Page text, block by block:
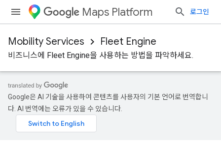
Maps Platform 로그인
Mobility Services Fleet Engine
비즈니스에 Fleet Engine을 사용하는 방법을 파악하세요.
Google은 AI 기술을 사용하여 콘텐츠를 사용자의 기본 언어로 번역합니
다. AI 번역에는 오류가 있을 수 있습니다.